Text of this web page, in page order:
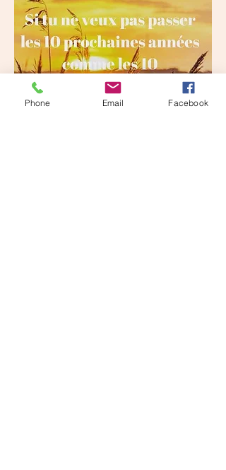
Phone Email Facebook